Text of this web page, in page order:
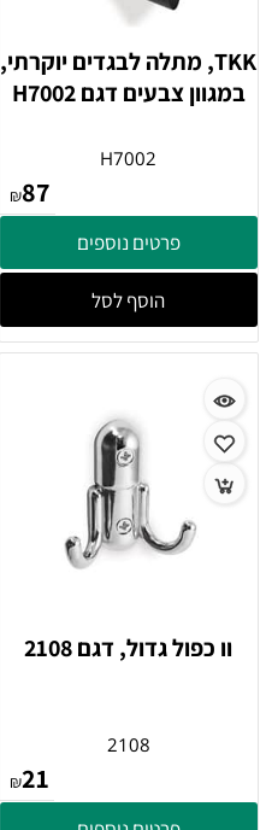
TKK, מתלה לבגדים יוקרתי,
במגוון צבעים דגם H7002
H7002
₪87
פרטים נוספים
הוסף לסל
וו כפול גדול, דגם 2108
2108
₪21